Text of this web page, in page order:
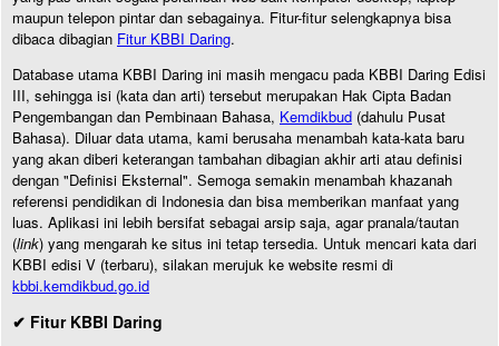
maupun telepon pintar dan sebagainya. Fitur-fitur selengkapnya bisa
dibaca dibagian Fitur KBBI Daring.
Database utama KBBI Daring ini masih mengacu pada KBBI Daring Edisi
III, sehingga isi (kata dan arti) tersebut merupakan Hak Cipta Badan
Pengembangan dan Pembinaan Bahasa, Kemdikbud (dahulu Pusat
Bahasa). Diluar data utama, kami berusaha menambah kata-kata baru
yang akan diberi keterangan tambahan dibagian akhir arti atau definisi
dengan "Definisi Eksternal". Semoga semakin menambah khazanah
referensi pendidikan di Indonesia dan bisa memberikan manfaat yang
luas. Aplikasi ini lebih bersifat sebagai arsip saja, agar pranala/tautan
(link) yang mengarah ke situs ini tetap tersedia. Untuk mencari kata dari
KBBI edisi V (terbaru), silakan merujuk ke website resmi di
kbbi.kemdikbud.go.id
✔ Fitur KBBI Daring